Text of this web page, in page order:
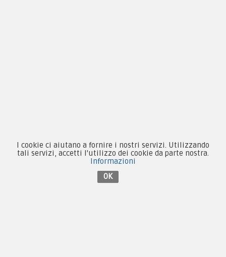
Collezionismo e Vintage
I cookie ci aiutano a fornire i nostri servizi. Utilizzando
tali servizi, accetti l'utilizzo dei cookie da parte nostra.
Informazioni
OK